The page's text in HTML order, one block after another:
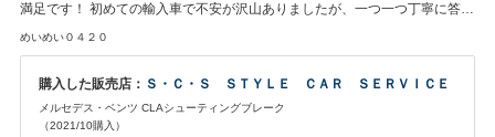
満足です！ 初めての輸入車で不安が沢山ありましたが、一つ一つ丁寧に答え
ていただき信頼できるお店だと思います。 これからもよろしくお願いしま
めいめい０４２０
購入した販売店： Ｓ・Ｃ・Ｓ ＳＴＹＬＥ ＣＡＲ ＳＥＲＶＩＣＥ
メルセデス・ベンツ CLAシューティングブレーク
（2021/10購入）